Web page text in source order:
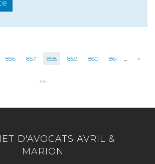
856 857 858 859 860 861 ... >
>>
D'AVOCATS AVRIL &
MARION